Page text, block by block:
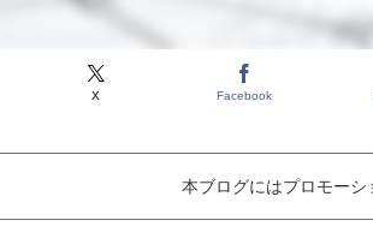
X Facebook
本ブログにはプロモー